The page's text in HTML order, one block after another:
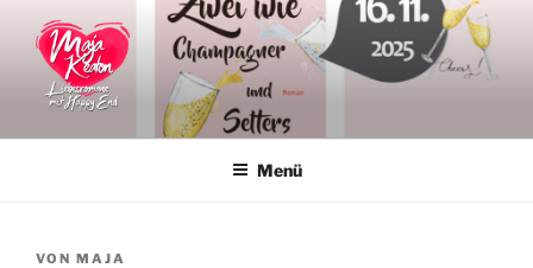
Inhalt
springen
MAJA KEATON
Menü
VERÖFFENTLICHT
VON MAJA